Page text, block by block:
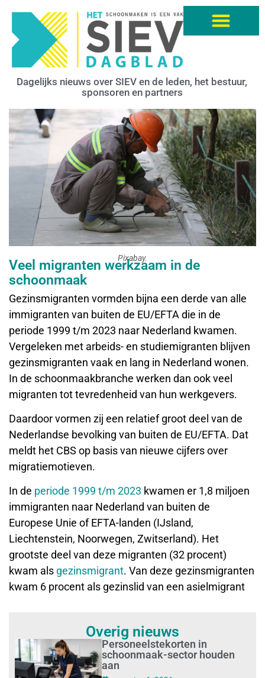
Dagelijks nieuws over SIEV en de leden, het bestuur,
sponsoren en partners
Pixabay.
Veel migranten werkzaam in de
schoonmaak
Gezinsmigranten vormden bijna een derde van alle
immigranten van buiten de EU/EFTA die in de
periode 1999 t/m 2023 naar Nederland kwamen.
Vergeleken met arbeids- en studiemigranten blijven
gezinsmigranten vaak en lang in Nederland wonen.
In de schoonmaakbranche werken dan ook veel
migranten tot tevredenheid van hun werkgevers.
Daardoor vormen zij een relatief groot deel van de
Nederlandse bevolking van buiten de EU/EFTA. Dat
meldt het CBS op basis van nieuwe cijfers over
migratiemotieven.
In de periode 1999 t/m 2023 kwamen er 1,8 miljoen
immigranten naar Nederland van buiten de
Europese Unie of EFTA-landen (IJsland,
Liechtenstein, Noorwegen, Zwitserland). Het
grootste deel van deze migranten (32 procent)
kwam als gezinsmigrant. Van deze gezinsmigranten
kwam 6 procent als gezinslid van een asielmigrant
Overig nieuws
Personeelstekorten in
schoonmaak-sector houden
aan